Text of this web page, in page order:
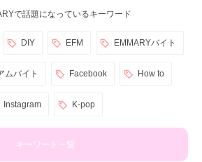
で話題になっているキーワード
DIY EFM EMMARYバイト
ムバイト Facebook How to
Instagram K-pop
キーワード一覧